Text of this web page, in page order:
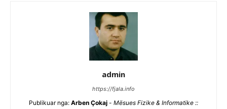
admin
https://fjala.info
Publikuar nga: Arben Çokaj - Mësues Fizike & Informatike ::